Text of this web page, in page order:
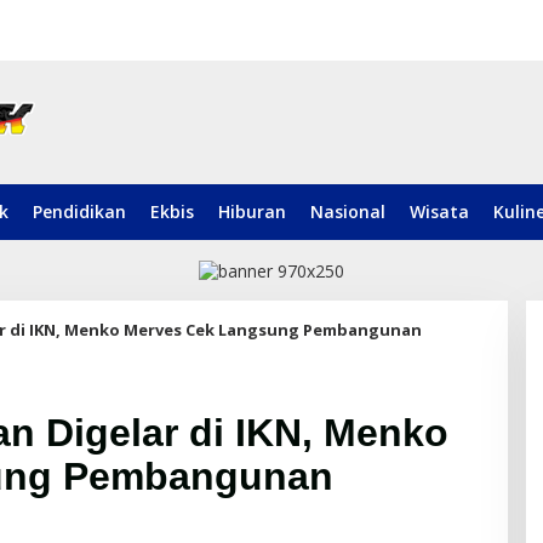
Pendidikan Ekbis Hiburan Nasional Wisata
di IKN, Menko Merves Cek Langsung Pembangunan
Digelar di IKN, Menko
Pembangunan